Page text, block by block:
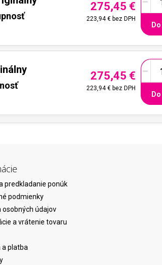
275,45 €
223,94 €bez DPH
275,45 €
223,94 €bez DPH
-
predkladanie ponúk
podmienky
osobných údajov
a vrátenie tovaru
a platba